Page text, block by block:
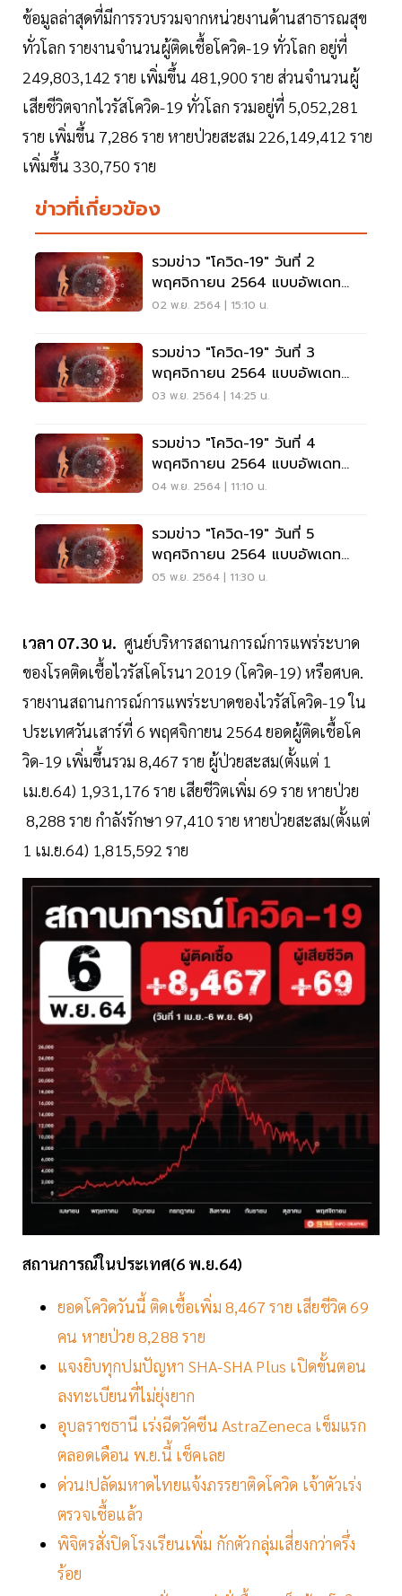
ข้อมูลล่าสุดที่มีการรวบรวมจากหน่วยงานด้านสาธารณสุข
ทั่วโลก รายงานจำนวนผู้ติดเชื้อโควิด-19 ทั่วโลก อยู่ที่
249,803,142 ราย เพิ่มขึ้น 481,900 ราย ส่วนจำนวนผู้
เสียชีวิตจากไวรัสโควิด-19 ทั่วโลก รวมอยู่ที่ 5,052,281
ราย เพิ่มขึ้น 7,286 ราย หายป่วยสะสม 226,149,412 ราย
เพิ่มขึ้น 330,750 ราย
ข่าวที่เกี่ยวข้อง
รวมข่าว "โควิด-19" วันที่ 2
พฤศจิกายน 2564 แบบอัพเดท
ล่าสุด
02 พ.ย. 2564 | 15:10 น.
รวมข่าว "โควิด-19" วันที่ 3
พฤศจิกายน 2564 แบบอัพเดท
ล่าสุด
03 พ.ย. 2564 | 14:25 น.
รวมข่าว "โควิด-19" วันที่ 4
พฤศจิกายน 2564 แบบอัพเดท
ล่าสุด
04 พ.ย. 2564 | 11:10 น.
รวมข่าว "โควิด-19" วันที่ 5
พฤศจิกายน 2564 แบบอัพเดท
ล่าสุด
05 พ.ย. 2564 | 11:30 น.
เวลา 07.30 น. ศูนย์บริหารสถานการณ์การแพร่ระบาด
ของโรคติดเชื้อไวรัสโคโรนา 2019 (โควิด-19) หรือศบค.
รายงานสถานการณ์การแพร่ระบาดของไวรัสโควิด-19 ใน
ประเทศวันเสาร์ที่ 6 พฤศจิกายน 2564 ยอดผู้ติดเชื้อโค
วิด-19 เพิ่มขึ้นรวม 8,467 ราย ผู้ป่วยสะสม(ตั้งแต่ 1
เม.ย.64) 1,931,176 ราย เสียชีวิตเพิ่ม 69 ราย หายป่วย
8,288 ราย กำลังรักษา 97,410 ราย หายป่วยสะสม(ตั้งแต่
1 เม.ย.64) 1,815,592 ราย
สถานการณ์ในประเทศ(6 พ.ย.64)
ยอดโควิดวันนี้ ติดเชื้อเพิ่ม 8,467 ราย เสียชีวิต 69
คน หายป่วย 8,288 ราย
แจงยิบทุกปมปัญหา SHA-SHA Plus เปิดขั้นตอน
ลงทะเบียนที่ไม่ยุ่งยาก
อุบลราชธานี เร่งฉีดวัคซีน AstraZeneca เข็มแรก
ตลอดเดือน พ.ย.นี้ เช็คเลย
ด่วน!ปลัดมหาดไทยแจ้งภรรยาติดโควิด เจ้าตัวเร่ง
ตรวจเชื้อแล้ว
พิจิตรสั่งปิดโรงเรียนเพิ่ม กักตัวกลุ่มเสี่ยงกว่าครึ่ง
ร้อย